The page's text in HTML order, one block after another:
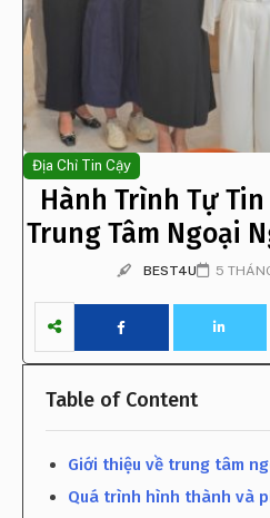
Địa Chỉ Tin Cậy
Hành Trình Tự
Trung Tâm Ngoại
BEST4U 5
Table of Content
Giới thiệu về trung tâm
Quá trình hình thành và